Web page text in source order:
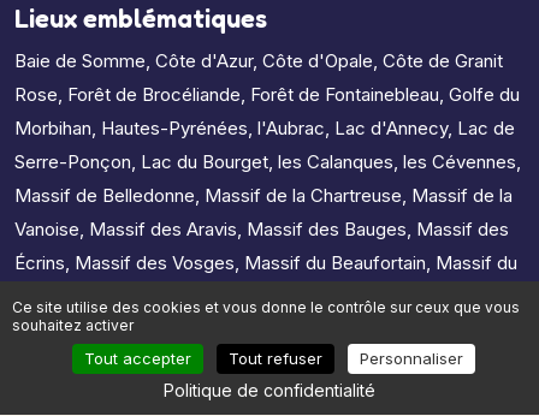
Lieux emblématiques
Baie de Somme, Côte d'Azur, Côte d'Opale, Côte de Granit
Rose, Forêt de Brocéliande, Forêt de Fontainebleau, Golfe du
Morbihan, Hautes-Pyrénées, l'Aubrac, Lac d'Annecy, Lac de
Serre-Ponçon, Lac du Bourget, les Calanques, les Cévennes,
Massif de Belledonne, Massif de la Chartreuse, Massif de la
Vanoise, Massif des Aravis, Massif des Bauges, Massif des
Écrins, Massif des Vosges, Massif du Beaufortain, Massif du
Canigou, Massif du Jura , Massif du Mercantour
Mont-Blanc,Massif du Queyras
Presqu'île de Crozon, Pyrénées ariégeoises
Ce site utilise des cookies et vous donne le contrôle sur ceux que vous
souhaitez activer
Tout accepter Tout refuser Personnaliser
Politique de confidentialité